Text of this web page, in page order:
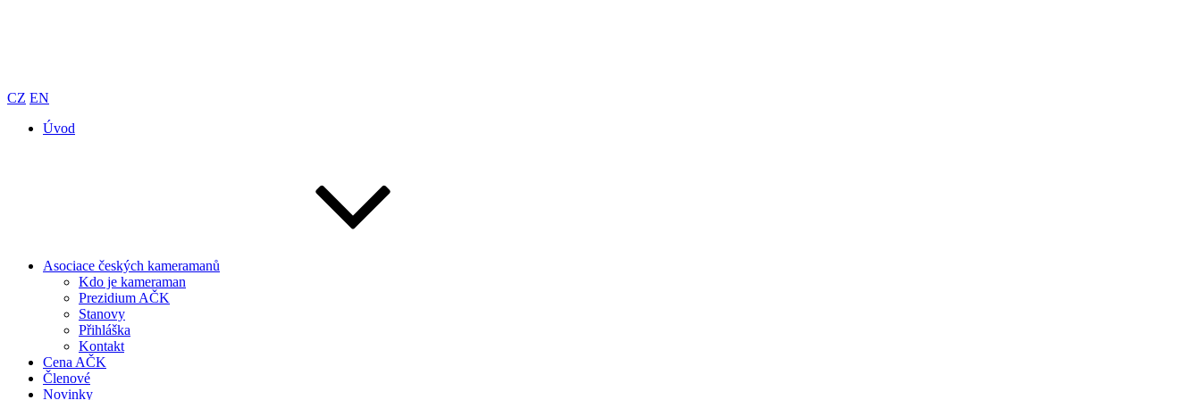
CZ EN
Asociace českých kameramanů
webový portál Asociace českých kameramanů
Úvod
Asociace českých kameramanů
Kdo je kameraman
Prezidium AČK
Stanovy
Přihláška
Kontakt
Cena AČK
Členové
Novinky